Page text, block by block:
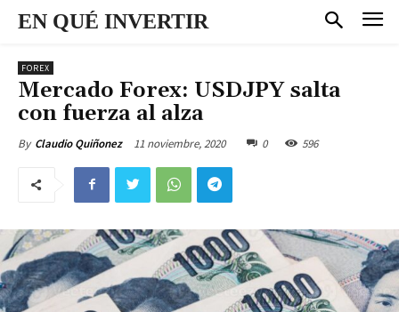
EN QUÉ INVERTIR
FOREX
Mercado Forex: USDJPY salta
con fuerza al alza
By Claudio Quiñonez 11 noviembre, 2020 0 596